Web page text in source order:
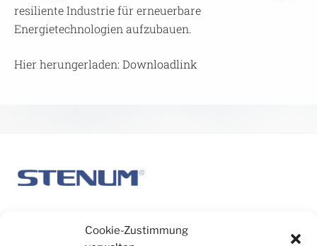
Cookie-Zustimmung
resiliente Industrie für erneuerbare
Energietechnologien aufzubauen.
Hier herungerladen: Downloadlink
+43 (0)316 367156 - 0